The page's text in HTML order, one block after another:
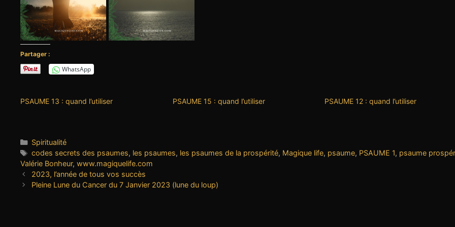
Partager :
WhatsApp
PSAUME 13 : quand l’utiliser PSAUME 15 : quand l’utiliser PSAUME 12 : quand l’utiliser
Catégories
Spiritualité
Étiquettes
codes secrets des psaumes, les psaumes, les psaumes de la prospérité, Magique life, psaume, PSAUME 1, psaume
Valérie Bonheur, www.magiquelife.com
2023, l’année de tous vos succès
Pleine Lune du Cancer du 7 Janvier 2023 (lune du loup)